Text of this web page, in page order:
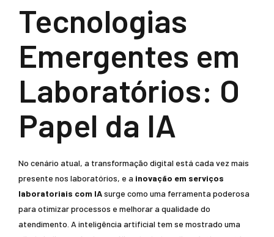
Tecnologias
Emergentes em
Laboratórios: O
Papel da IA
No cenário atual, a transformação digital está cada vez mais
presente nos laboratórios, e a inovação em serviços
laboratoriais com IAsurge como uma ferramenta poderosa
para otimizar processos e melhorar a qualidade do
atendimento. A inteligência artificial tem se mostrado uma